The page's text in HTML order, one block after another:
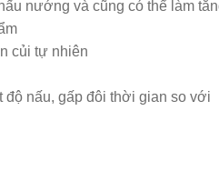
nướng và cũng có thể làm
củi tự nhiên
độ nấu, gấp đôi thời gian so với